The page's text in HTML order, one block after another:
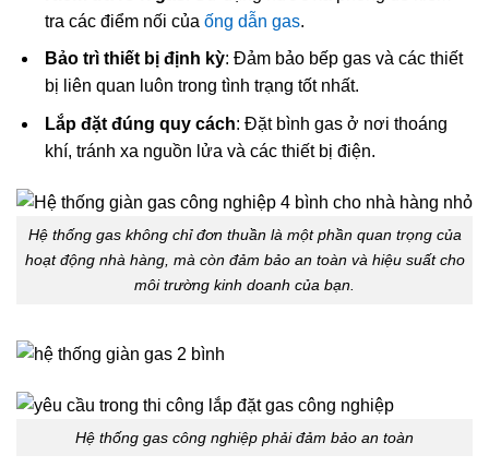
tra các điểm nối của ống dẫn gas.
Bảo trì thiết bị định kỳ: Đảm bảo bếp gas và các thiết
bị liên quan luôn trong tình trạng tốt nhất.
Lắp đặt đúng quy cách: Đặt bình gas ở nơi thoáng
khí, tránh xa nguồn lửa và các thiết bị điện.
Hệ thống gas không chỉ đơn thuần là một phần quan trọng của
hoạt động nhà hàng, mà còn đảm bảo an toàn và hiệu suất cho
môi trường kinh doanh của bạn.
Hệ thống gas công nghiệp phải đảm bảo an toàn